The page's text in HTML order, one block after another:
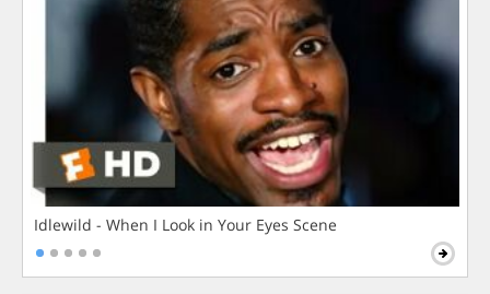
Idlewild - When I Look in Your Eyes Scene